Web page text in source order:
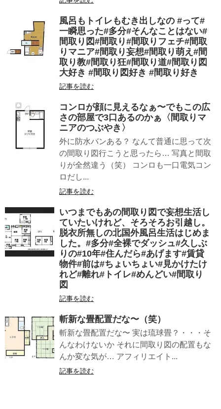
風呂もトイレもむき出しなの︎ #って#
一瞬思った#多分#そんなことはない#
間取り図#間取り#間取りフェチ#間取
りマニア#間取り妄想#間取り萌え#間
取り教#間取り狂#間取り道#間取り図
大好き #間取り図好き #間取り好き
記事を読む
コンロが顔に見えるなぁ〜でもこの広
さの部屋で3口あるのかぁ〈間取りマ
ニアのつぶやき〉
外に防水バンある？ なんて普通に思って次
の間取り図行こうと思ったら… 写真と間取
りが全然違う（笑） コンロも一口電気コン
ロだし...
記事を読む
いつまでもあの間取り図で妄想生活し
ていたいけれど、そろそろお引越し。
脱衣所無しの北国外風呂生活はじめま
した。#多分#全裸でダッシュ#久しぶ
りの#10年#住んだら#あげます#賃貸
物件#前は#ちょいちょい#見かけたけ
れど#離れ#トイレ#めんどい#間取り
図
記事を読む
斬新な畳配置だな〜（笑）
斬新な畳配置だな〜 実は琉球畳？・・・そ
んなわけないか それに間取り図の配置もな
んか変な気が… アフィリエイト...
記事を読む